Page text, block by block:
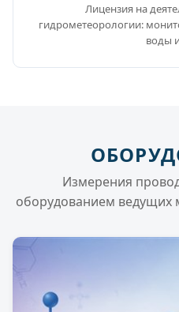
Лицензия на
гидрометеорологии:
воды
Измерения
оборудованием ведущих